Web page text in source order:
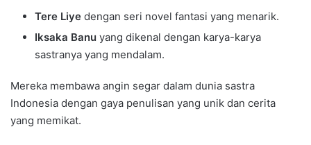
Tere Liye dengan seri novel fantasi yang menarik.
Iksaka Banu yang dikenal dengan karya-karya
sastranya yang mendalam.
Mereka membawa angin segar dalam dunia sastra
Indonesia dengan gaya penulisan yang unik dan cerita
yang memikat.